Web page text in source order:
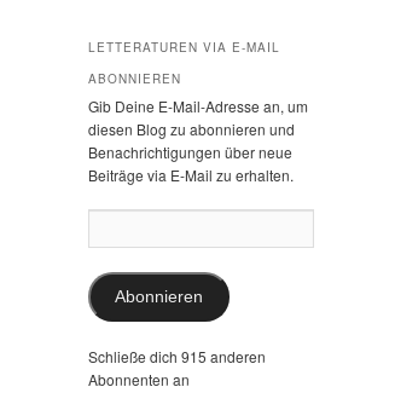
LETTERATUREN VIA E-MAIL
ABONNIEREN
Gib Deine E-Mail-Adresse an, um
diesen Blog zu abonnieren und
Benachrichtigungen über neue
Beiträge via E-Mail zu erhalten.
Mail-
Abonnieren
Schließe dich 915 anderen
Abonnenten an